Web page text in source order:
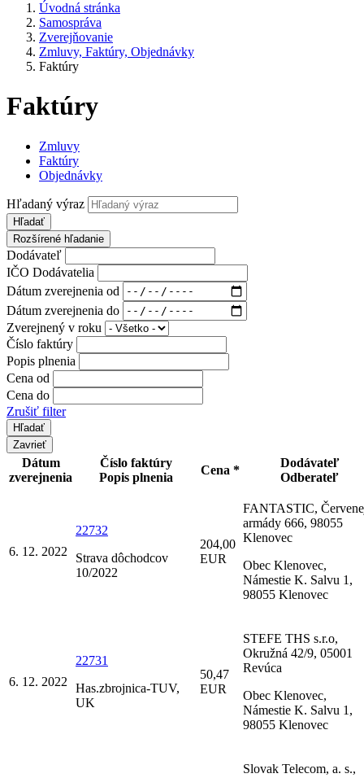
Úvodná stránka
Samospráva
Zverejňovanie
Zmluvy, Faktúry, Objednávky
Faktúry
Faktúry
Zmluvy
Faktúry
Objednávky
Hľadaný výraz
Hľadať
Rozšírené hľadanie
Dodávateľ
IČO Dodávatelia
Dátum zverejnenia od
Dátum zverejnenia do
Zverejnený v roku
Číslo faktúry
Popis plnenia
Cena od
Cena do
Zrušiť filter
Zavrieť
Dátum
zverejnenia
Číslo faktúry
Popis plnenia
Cena *
Dodávateľ
Odberateľ
6. 12. 2022
22732
Strava dôchodcov
10/2022
204,00
EUR
FANTASTIC,
armády 666, 98055
Klenovec
Obec Klenovec,
Námestie K. Salvu 1,
98055 Klenovec
6. 12. 2022
22731
Has.zbrojnica-TUV,
UK
50,47
EUR
STEFE THS s.r.o,
Okružná 42/9, 05001
Revúca
Obec Klenovec,
Námestie K. Salvu 1,
98055 Klenovec
Slovak Telecom, a. s.,